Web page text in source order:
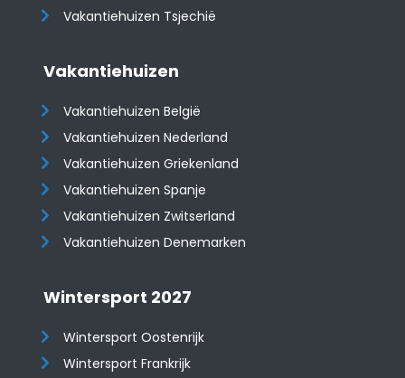
Vakantiehuizen Tsjechië
Vakantiehuizen
Vakantiehuizen België
Vakantiehuizen Nederland
Vakantiehuizen Griekenland
Vakantiehuizen Spanje
​​​​​​​Vakantiehuizen Zwitserland
Vakantiehuizen Denemarken
Wintersport 2027
Wintersport Oostenrijk
Wintersport Frankrijk